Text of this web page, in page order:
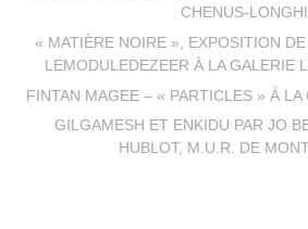
CHENUS-LONGHI
« MATIÈRE NOIRE », EXPOSITION
LEMODULEDEZEER À LA GALERIE
FINTAN MAGEE – « PARTICLES » À
GILGAMESH ET ENKIDU PAR JO
HUBLOT, M.U.R. DE